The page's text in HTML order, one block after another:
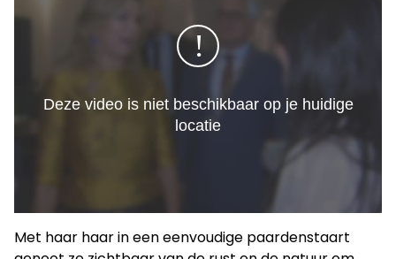
Met haar haar in een eenvoudige paardenstaart